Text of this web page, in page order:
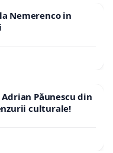
Nemerenco in
Păunescu din
culturale!